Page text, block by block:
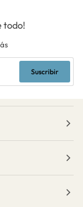
todo!
Suscribir